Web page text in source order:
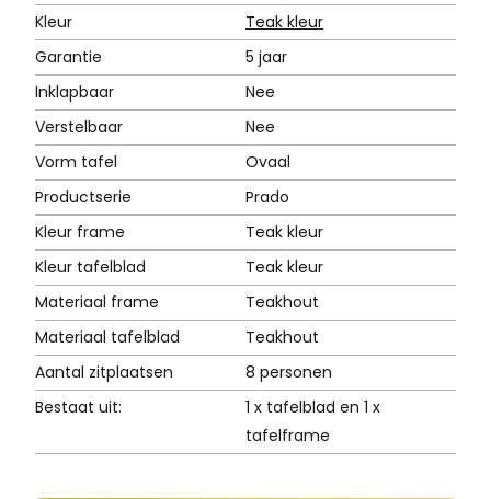
Kleur
Teak kleur
Garantie
5 jaar
Inklapbaar
Nee
Verstelbaar
Nee
Vorm tafel
Ovaal
Productserie
Prado
Kleur frame
Teak kleur
Kleur tafelblad
Teak kleur
Materiaal frame
Teakhout
Materiaal tafelblad
Teakhout
Aantal zitplaatsen
8 personen
Bestaat uit:
1 x tafelblad en 1 x
tafelframe